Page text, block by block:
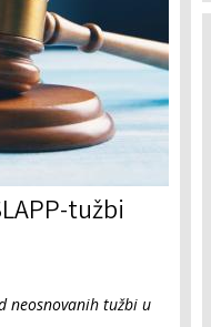
tužbi
neosnovanih tužbi u